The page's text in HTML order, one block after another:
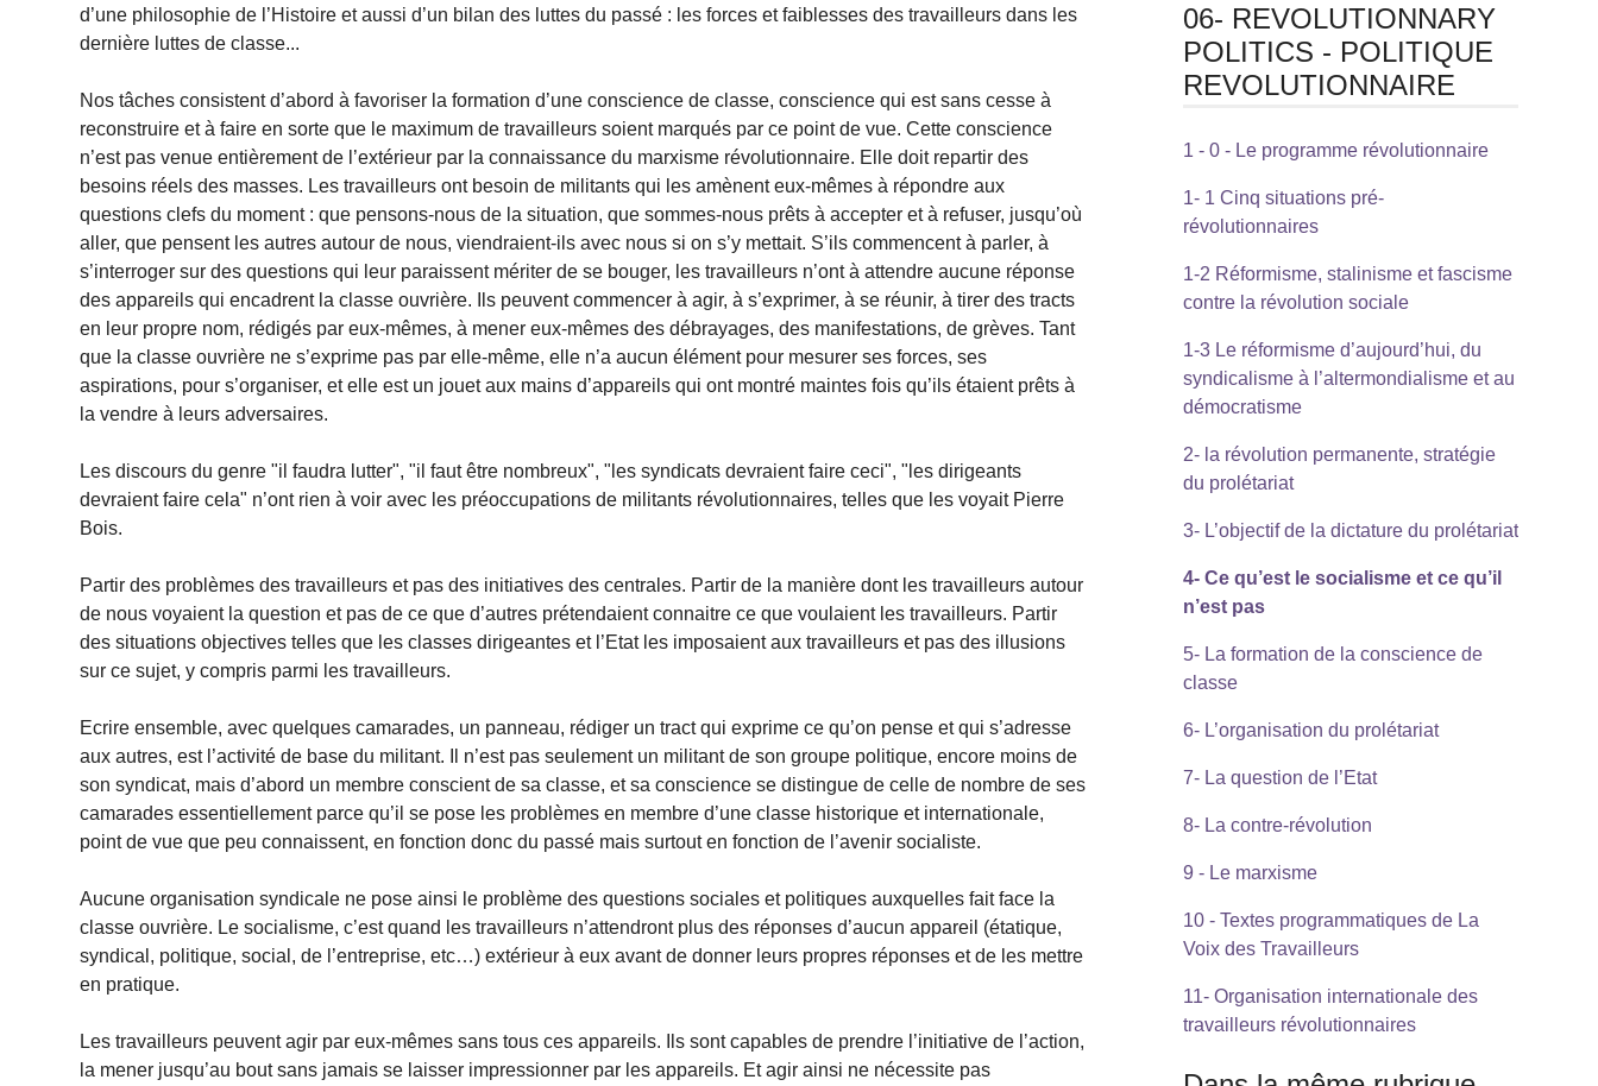
d’une philosophie de l’Histoire et aussi d’un bilan des luttes du passé : les forces et faiblesses des travailleurs dans les
dernière luttes de classe...
Nos tâches consistent d’abord à favoriser la formation d’une conscience de classe, conscience qui est sans cesse à
reconstruire et à faire en sorte que le maximum de travailleurs soient marqués par ce point de vue. Cette conscience
n’est pas venue entièrement de l’extérieur par la connaissance du marxisme révolutionnaire. Elle doit repartir des
besoins réels des masses. Les travailleurs ont besoin de militants qui les amènent eux-mêmes à répondre aux
questions clefs du moment : que pensons-nous de la situation, que sommes-nous prêts à accepter et à refuser, jusqu’où
aller, que pensent les autres autour de nous, viendraient-ils avec nous si on s’y mettait. S’ils commencent à parler, à
s’interroger sur des questions qui leur paraissent mériter de se bouger, les travailleurs n’ont à attendre aucune réponse
des appareils qui encadrent la classe ouvrière. Ils peuvent commencer à agir, à s’exprimer, à se réunir, à tirer des tracts
en leur propre nom, rédigés par eux-mêmes, à mener eux-mêmes des débrayages, des manifestations, de grèves. Tant
que la classe ouvrière ne s’exprime pas par elle-même, elle n’a aucun élément pour mesurer ses forces, ses
aspirations, pour s’organiser, et elle est un jouet aux mains d’appareils qui ont montré maintes fois qu’ils étaient prêts à
la vendre à leurs adversaires.
Les discours du genre "il faudra lutter", "il faut être nombreux", "les syndicats devraient faire ceci", "les dirigeants
devraient faire cela" n’ont rien à voir avec les préoccupations de militants révolutionnaires, telles que les voyait Pierre
Bois.
Partir des problèmes des travailleurs et pas des initiatives des centrales. Partir de la manière dont les travailleurs autour
de nous voyaient la question et pas de ce que d’autres prétendaient connaitre ce que voulaient les travailleurs. Partir
des situations objectives telles que les classes dirigeantes et l’Etat les imposaient aux travailleurs et pas des illusions
sur ce sujet, y compris parmi les travailleurs.
Ecrire ensemble, avec quelques camarades, un panneau, rédiger un tract qui exprime ce qu’on pense et qui s’adresse
aux autres, est l’activité de base du militant. Il n’est pas seulement un militant de son groupe politique, encore moins de
son syndicat, mais d’abord un membre conscient de sa classe, et sa conscience se distingue de celle de nombre de ses
camarades essentiellement parce qu’il se pose les problèmes en membre d’une classe historique et internationale,
point de vue que peu connaissent, en fonction donc du passé mais surtout en fonction de l’avenir socialiste.
Aucune organisation syndicale ne pose ainsi le problème des questions sociales et politiques auxquelles fait face la
classe ouvrière. Le socialisme, c’est quand les travailleurs n’attendront plus des réponses d’aucun appareil (étatique,
syndical, politique, social, de l’entreprise, etc…) extérieur à eux avant de donner leurs propres réponses et de les mettre
en pratique.
Les travailleurs peuvent agir par eux-mêmes sans tous ces appareils. Ils sont capables de prendre l’initiative de l’action,
la mener jusqu’au bout sans jamais se laisser impressionner par les appareils. Et agir ainsi ne nécessite pas
06- REVOLUTIONNARY
POLITICS - POLITIQUE
REVOLUTIONNAIRE
1 - 0 - Le programme révolutionnaire
1- 1 Cinq situations pré-
révolutionnaires
1-2 Réformisme, stalinisme et fascisme
contre la révolution sociale
1-3 Le réformisme d’aujourd’hui, du
syndicalisme à l’altermondialisme et au
démocratisme
2- la révolution permanente, stratégie
du prolétariat
3- L’objectif de la dictature du prolétariat
4- Ce qu’est le socialisme et ce qu’il
n’est pas
5- La formation de la conscience de
classe
6- L’organisation du prolétariat
7- La question de l’Etat
8- La contre-révolution
9 - Le marxisme
10 - Textes programmatiques de La
Voix des Travailleurs
11- Organisation internationale des
travailleurs révolutionnaires